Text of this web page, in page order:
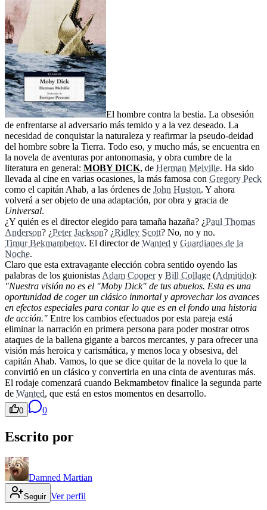
El hombre contra la bestia. La obsesión
de enfrentarse al adversario más temido y a la vez deseado. La
necesidad de conquistar la naturaleza y reafirmar la pseudo-deidad
del hombre sobre la Tierra. Todo eso, y mucho más, se encuentra en
la novela de aventuras por antonomasia, y obra cumbre de la
literatura en general: MOBY DICK, de Herman Melville. Ha sido
llevada al cine en varias ocasiones, la más famosa con Gregory Peck
como el capitán Ahab, a las órdenes de John Huston. Y ahora
volverá a ser objeto de una adaptación, por obra y gracia de
Universal.
¿Y quién es el director elegido para tamaña hazaña? ¿Paul Thomas
Anderson? ¿Peter Jackson? ¿Ridley Scott? No, no y no.
Timur Bekmambetov. El director de Wanted y Guardianes de la
Noche.
Claro que esta extravagante elección cobra sentido oyendo las
palabras de los guionistas Adam Coopery Bill Collage (Admitido):
"Nuestra visión no es el "Moby Dick" de tus abuelos. Esta es una
oportunidad de coger un clásico inmortal y aprovechar los avances
en efectos especiales para contar lo que es en el fondo una historia
de acción." Entre los cambios efectuados por esta pareja está
eliminar la narración en primera persona para poder mostrar otros
ataques de la ballena gigante a barcos mercantes, y para ofrecer una
visión más heroica y carismática, y menos loca y obsesiva, del
capitán Ahab. Vamos, lo que se dice quitar de la novela lo que la
convirtió en un clásico y convertirla en una cinta de aventuras más.
El rodaje comenzará cuando Bekmambetov finalice la segunda parte
de Wanted, que está en estos momentos en desarrollo.
0 0
Escrito por
Damned Martian
Seguir Ver perfil